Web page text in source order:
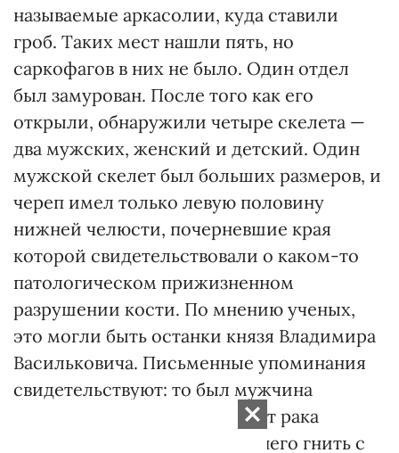
называемые аркасолии, куда ставили
гроб. Таких мест нашли пять, но
саркофагов в них не было. Один отдел
был замурован. После того как его
открыли, обнаружили четыре скелета —
два мужских, женский и детский. Один
мужской скелет был больших размеров, и
череп имел только левую половину
нижней челюсти, почерневшие края
которой свидетельствовали о каком-то
патологическом прижизненном
разрушении кости. По мнению ученых,
это могли быть останки князя Владимира
Васильковича. Письменные упоминания
свидетельствуют: то был мужчина
«большой в плечах» и умер от рака
нижней челюсти: «начали у него гнить с